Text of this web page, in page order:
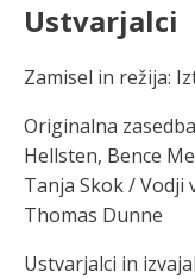
Ustvarjalci
Zamisel in režija:
Originalna
Hellsten, Bence
Tanja Skok / Vodji
Thomas Dunne
Ustvarjalci in